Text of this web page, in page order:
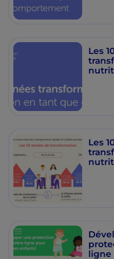
Les
Les
protection
ligne pour